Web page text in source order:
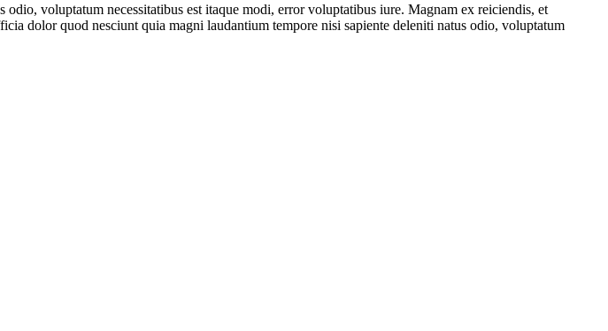
voluptatum necessitatibus est itaque modi, error voluptatibus iure. Magnam ex reiciendis, et
dolor quod nesciunt quia magni laudantium tempore nisi sapiente deleniti natus odio, voluptatum